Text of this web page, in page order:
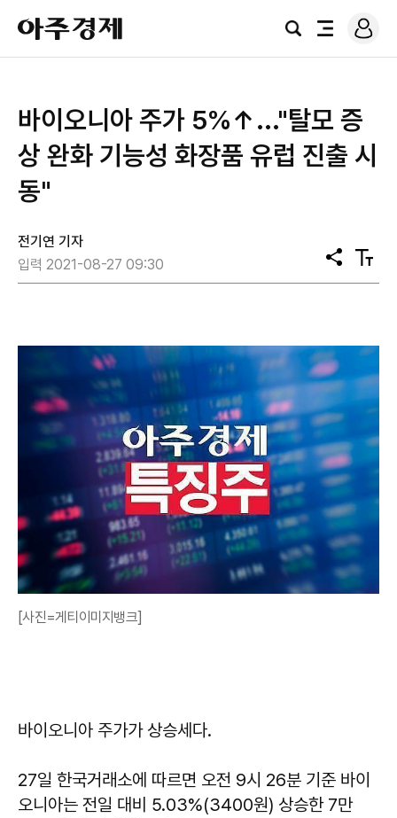
아
주
경
검
전
로
그
바이오니아 주가 5%↑..."탈모 증
상 완화 기능성 화장품 유럽 진출 시
동"
전기연 기자
입력 2021-08-27 09:30
공
유
텍
스
[사진=게티이미지뱅크]
바이오니아 주가가 상승세다.
27일 한국거래소에 따르면 오전 9시 26분 기준 바이
오니아는 전일 대비 5.03%(3400원) 상승한 7만